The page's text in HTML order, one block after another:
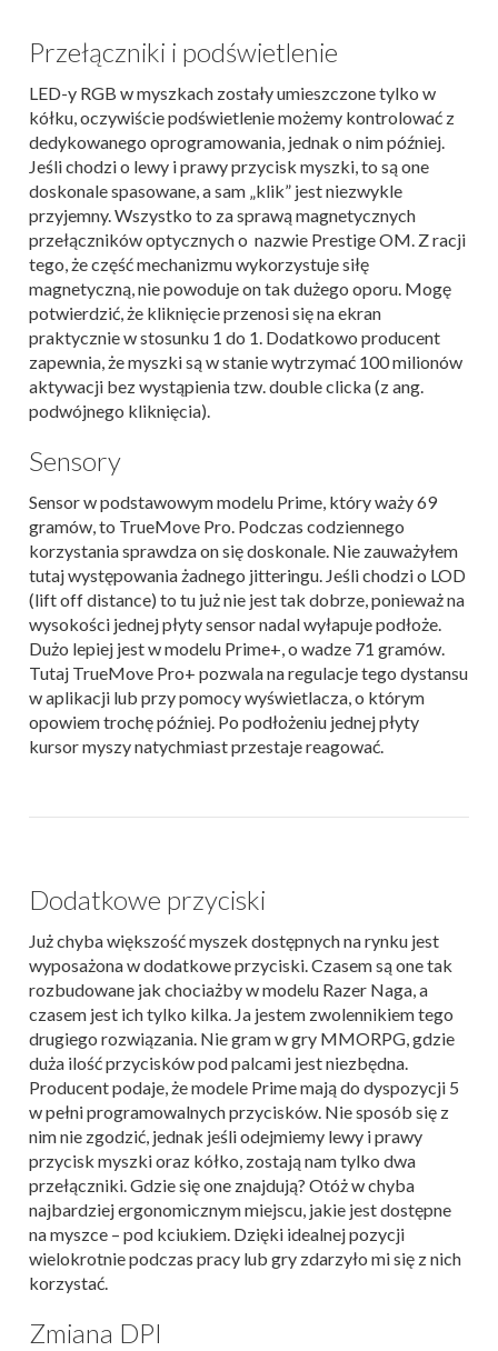
Przełączniki i podświetlenie
LED-y RGB w myszkach zostały umieszczone tylko w
kółku, oczywiście podświetlenie możemy kontrolować z
dedykowanego oprogramowania, jednak o nim później.
Jeśli chodzi o lewy i prawy przycisk myszki, to są one
doskonale spasowane, a sam „klik” jest niezwykle
przyjemny. Wszystko to za sprawą magnetycznych
przełączników optycznych o nazwie Prestige OM. Z racji
tego, że część mechanizmu wykorzystuje siłę
magnetyczną, nie powoduje on tak dużego oporu. Mogę
potwierdzić, że kliknięcie przenosi się na ekran
praktycznie w stosunku 1 do 1. Dodatkowo producent
zapewnia, że myszki są w stanie wytrzymać 100 milionów
aktywacji bez wystąpienia tzw. double clicka (z ang.
podwójnego kliknięcia).
Sensory
Sensor w podstawowym modelu Prime, który waży 69
gramów, to TrueMove Pro. Podczas codziennego
korzystania sprawdza on się doskonale. Nie zauważyłem
tutaj występowania żadnego jitteringu. Jeśli chodzi o LOD
(lift off distance) to tu już nie jest tak dobrze, ponieważ na
wysokości jednej płyty sensor nadal wyłapuje podłoże.
Dużo lepiej jest w modelu Prime+, o wadze 71 gramów.
Tutaj TrueMove Pro+ pozwala na regulacje tego dystansu
w aplikacji lub przy pomocy wyświetlacza, o którym
opowiem trochę później. Po podłożeniu jednej płyty
kursor myszy natychmiast przestaje reagować.
Dodatkowe przyciski
Już chyba większość myszek dostępnych na rynku jest
wyposażona w dodatkowe przyciski. Czasem są one tak
rozbudowane jak chociażby w modelu Razer Naga, a
czasem jest ich tylko kilka. Ja jestem zwolennikiem tego
drugiego rozwiązania. Nie gram w gry MMORPG, gdzie
duża ilość przycisków pod palcami jest niezbędna.
Producent podaje, że modele Prime mają do dyspozycji 5
w pełni programowalnych przycisków. Nie sposób się z
nim nie zgodzić, jednak jeśli odejmiemy lewy i prawy
przycisk myszki oraz kółko, zostają nam tylko dwa
przełączniki. Gdzie się one znajdują? Otóż w chyba
najbardziej ergonomicznym miejscu, jakie jest dostępne
na myszce – pod kciukiem. Dzięki idealnej pozycji
wielokrotnie podczas pracy lub gry zdarzyło mi się z nich
korzystać.
Zmiana DPI